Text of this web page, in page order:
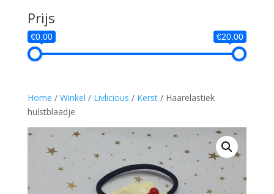
Home / Winkel / Livlicious / Kerst/ Haarelastiek
hulstblaadje
Prijs
€0.00 €20.00